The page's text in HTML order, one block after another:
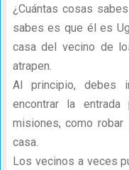
¿Cuántas cosas
sabes es que él es
casa del vecino de
atrapen.
Al principio, debes
encontrar la
misiones, como
casa.
Los vecinos a veces